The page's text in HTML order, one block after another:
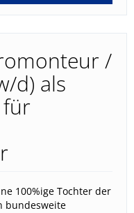
/
d) als
für
100%ige Tochter der
bundesweite